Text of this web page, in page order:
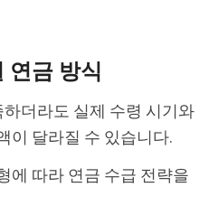
연금 방식
더라도 실제 수령 시기와
이 달라질 수 있습니다.
에 따라 연금 수급 전략을